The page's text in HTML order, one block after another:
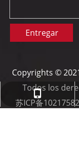
Entregar
Copyrights ©
Todos los
苏ICP备10217582